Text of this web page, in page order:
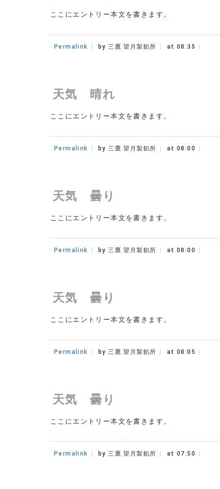
ここにエントリー本文を書きます。
Permalink by 三鷹 望月製餡所 at 08:35
天気 晴れ
ここにエントリー本文を書きます。
Permalink by 三鷹 望月製餡所 at 08:00
天気 曇り
ここにエントリー本文を書きます。
Permalink by 三鷹 望月製餡所 at 08:00
天気 曇り
ここにエントリー本文を書きます。
Permalink by 三鷹 望月製餡所 at 08:05
天気 曇り
ここにエントリー本文を書きます。
Permalink by 三鷹 望月製餡所 at 07:50